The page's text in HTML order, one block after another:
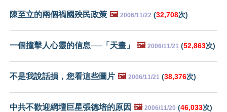
陳至立的兩個禍國殃民政策 🖼️ 2006/11/22 (32,708次)
一個撞擊人心靈的信息──「天畫」 🖼️ 2006/11/21 (52,863次)
不是我說話損，您看這些圖片 🖼️ 2006/11/21 (38,376次)
中共不歡迎網壇巨星張德培的原因 🖼️ 2006/11/20 (46,033次)